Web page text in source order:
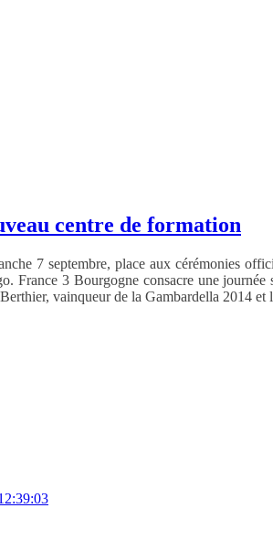
centre de formation
7 septembre, place aux cérémonies
France 3 Bourgogne consacre une
vainqueur de la Gambardella 2014 et